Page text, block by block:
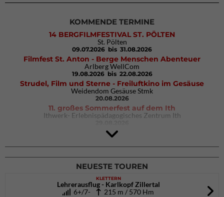
KOMMENDE TERMINE
14 BERGFILMFESTIVAL ST. PÖLTEN
St. Pölten
09.07.2026 bis 31.08.2026
Filmfest St. Anton - Berge Menschen Abenteuer
Arlberg WellCom
19.08.2026 bis 22.08.2026
Strudel, Film und Sterne - Freiluftkino im Gesäuse
Weidendom Gesäuse Stmk
20.08.2026
11. großes Sommerfest auf dem Ith
Ithwerk- Erlebnispädagogisches Zentrum Ith
4Blocs KIDS 2026
DAV Kletter- & Boulderzentrum München Süd (Thalkirchen)
26.09.2026
NEUESTE TOUREN
KLETTERN
Lehrerausflug - Karlkopf Zillertal
6+/7-
215 m / 570 Hm